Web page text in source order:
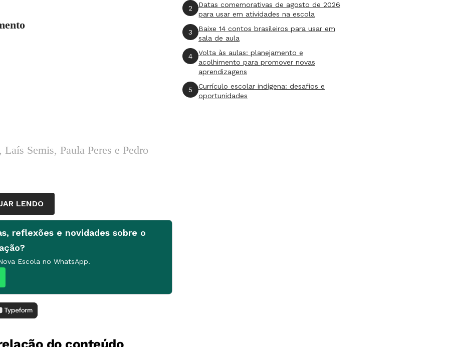
Semis, Paula Peres e Pedro
Monise Cardoso e Nairim Bernardo
LENDO
reflexões e novidades sobre o
Escola no WhatsApp.
2
Datas comemorativas de agosto de 2026
para usar em atividades na escola
3
Baixe 14 contos brasileiros para usar em
sala de aula
4
Volta às aulas: planejamento e
acolhimento para promover novas
aprendizagens
5
Currículo escolar indígena: desafios e
oportunidades